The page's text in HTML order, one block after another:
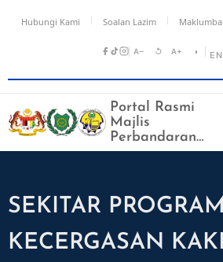
Hubungi Kami Soalan Lazim
A− ↺ A+ ◑ EN
Portal Rasmi
Majlis
Perbandaran
Kangar
SEKITAR PROGRAM
KECERGASAN